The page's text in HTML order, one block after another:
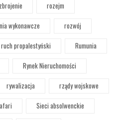
rozejm
wykonawcze
rozwój
ruch propalestyński
Rumunia
Rynek Nieruchomości
rywalizacja
rządy wojskowe
Sieci absolwenckie